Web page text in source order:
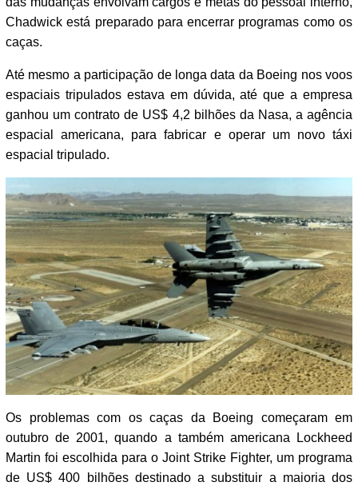
Chadwick está preparado para encerrar programas como os
caças.
Até mesmo a participação de longa data da Boeing nos voos
espaciais tripulados estava em dúvida, até que a empresa
ganhou um contrato de US$ 4,2 bilhões da Nasa, a agência
espacial americana, para fabricar e operar um novo táxi
espacial tripulado.
Os problemas com os caças da Boeing começaram em
outubro de 2001, quando a também americana Lockheed
Martin foi escolhida para o Joint Strike Fighter, um programa
de US$ 400 bilhões destinado a substituir a maioria dos